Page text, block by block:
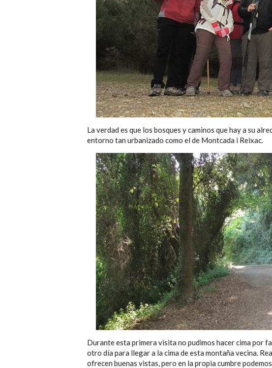
La verdad es que los bosques y caminos que hay a su
entorno tan urbanizado como el de Montcada i Reixac.
Durante esta primera visita no pudimos hacer cima por
otro día para llegar a la cima de esta montaña vecina.
ofrecen buenas vistas, pero en la propia cumbre